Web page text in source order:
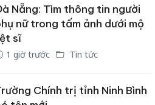
Nẵng: Tìm thông tin người
nữ trong tấm ảnh dưới mộ
sĩ
1 giờ trước Tin tức
Chính trị tỉnh Ninh Bình